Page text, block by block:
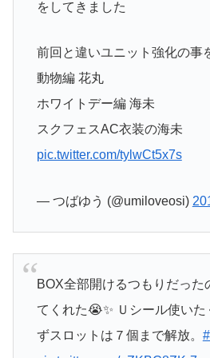
をしてきました
前回と違いユニット強化の事
動物編 花丸
ホワイトデー編 海未
スクフェスAC衣装の海未
pic.twitter.com/tylwCt5x7s
— つばゆう (@umiloveosi)
BOX全部開けるつもりだった
てくれた😭✨ Ｕシール使いた
ずスロットは７個まで解放。